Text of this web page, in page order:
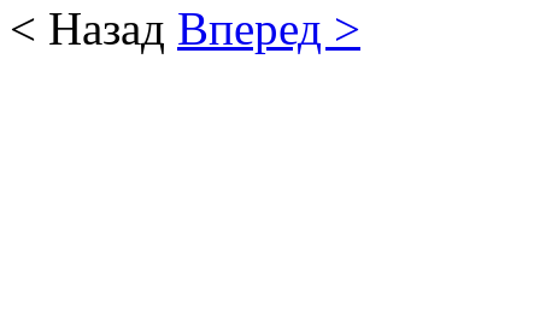
< Назад Вперед >